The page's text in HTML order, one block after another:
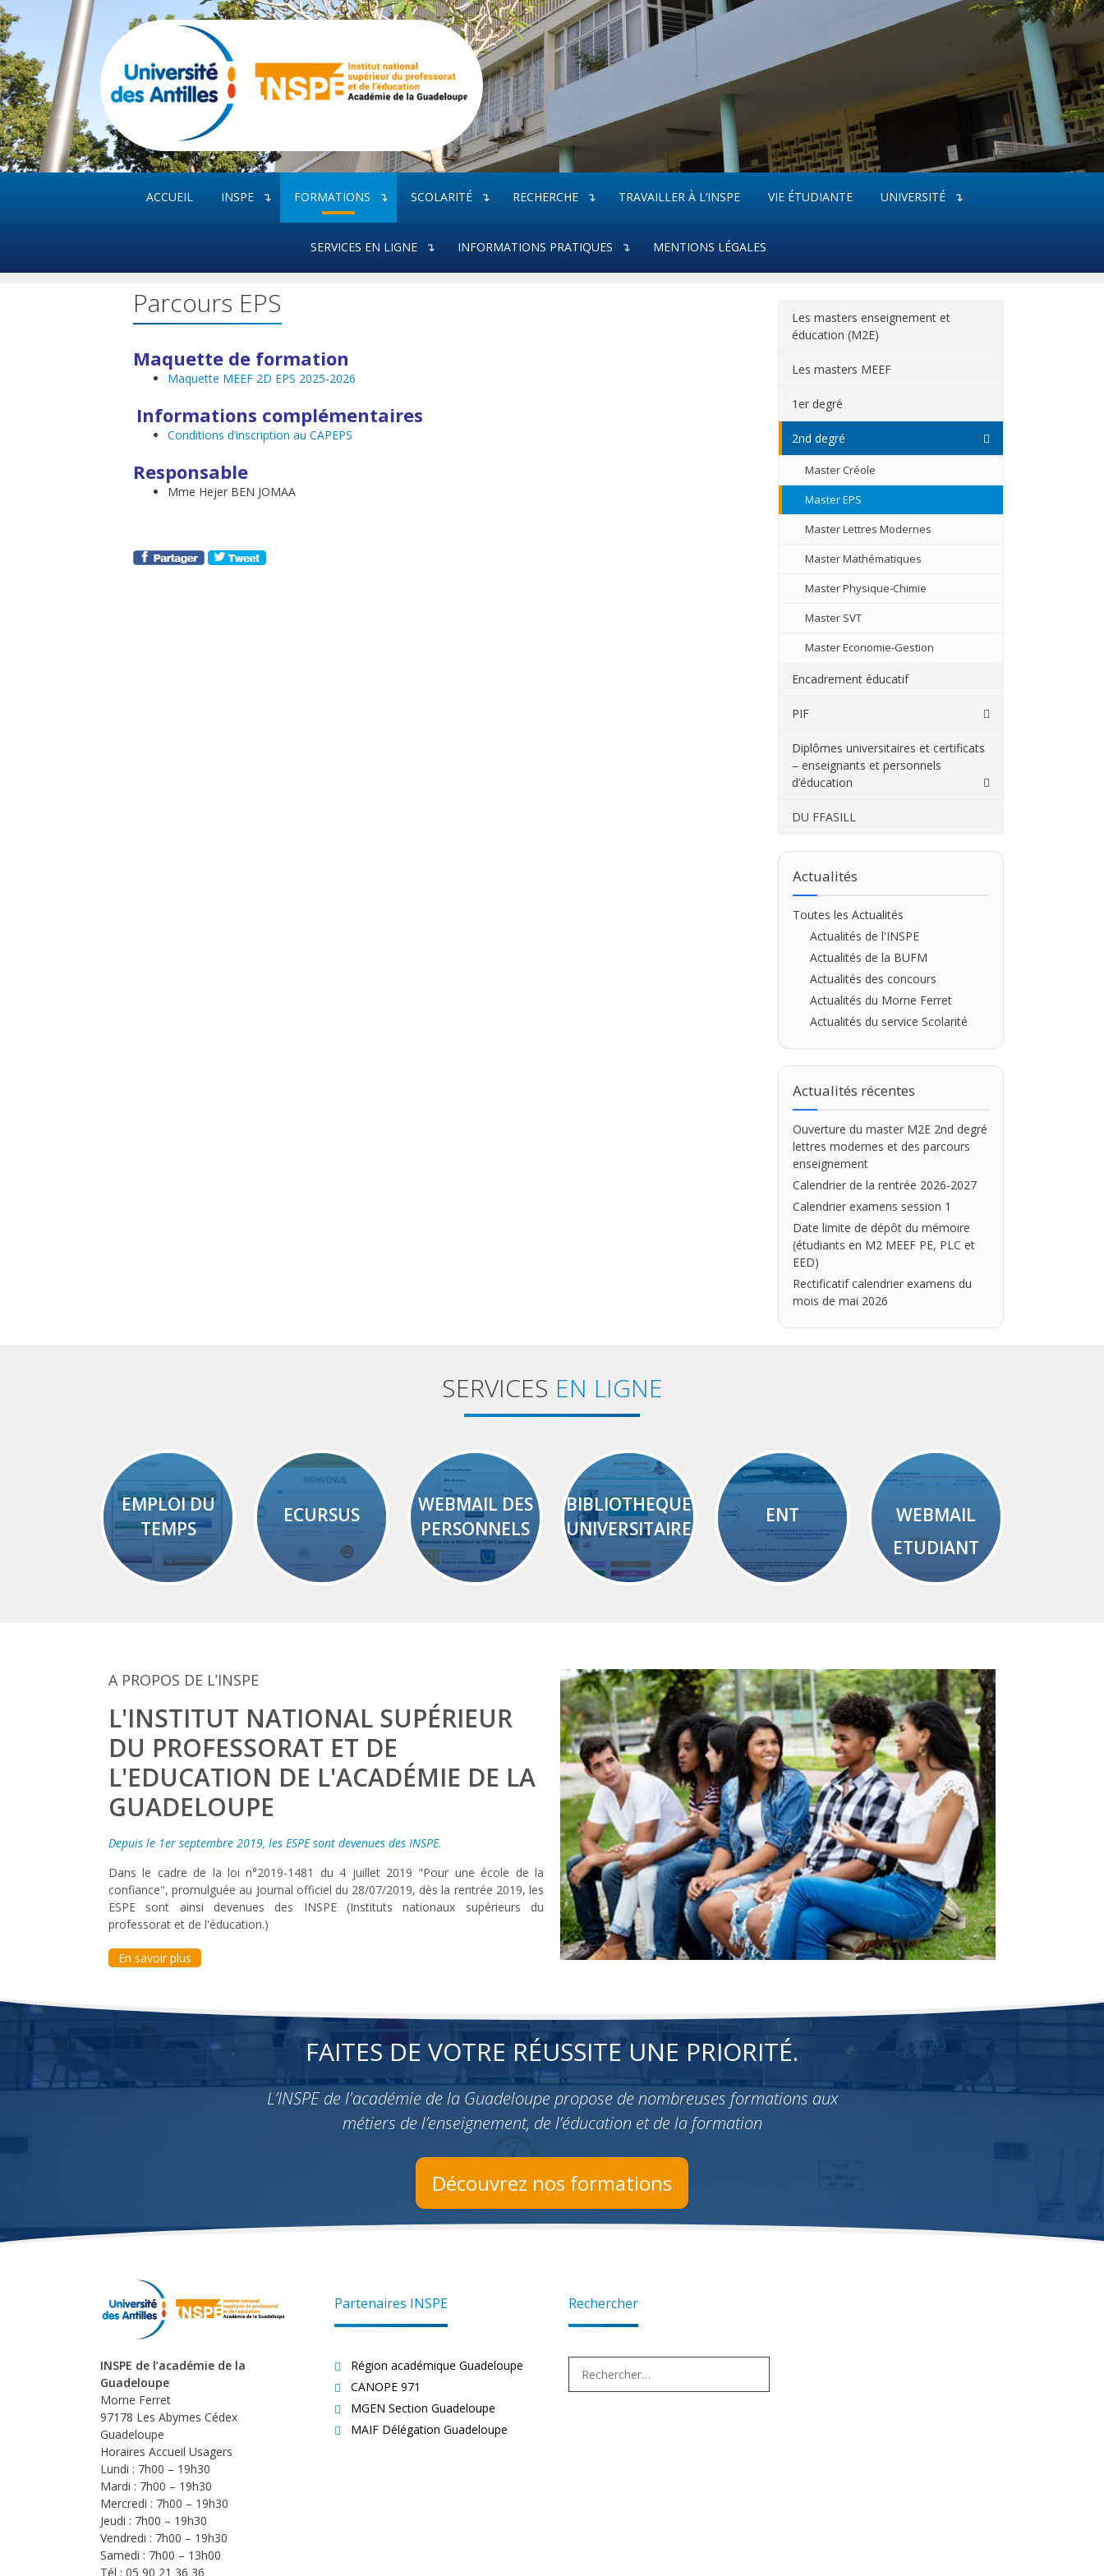
Aller
au
contenu
ACCUEIL INSPE FORMATIONS SCOLARITÉ RECHERCHE TRAVAILLER À L’INSPE VIE ÉTUDIANTE UNIVERSITÉ
SERVICES EN LIGNE INFORMATIONS PRATIQUES MENTIONS LÉGALES
Parcours EPS
Maquette de formation
Maquette MEEF 2D EPS 2025-2026
Informations complémentaires
Conditions d’inscription au CAPEPS
Responsable
Mme Hejer BEN JOMAA
Les masters enseignement et
éducation (M2E)
Les masters MEEF
1er degré
2nd degré
Master Créole
Master EPS
Master Lettres Modernes
Master Mathématiques
Master Physique-Chimie
Master SVT
Master Economie-Gestion
Encadrement éducatif
PIF
M1 PIF
M2 FFAP
Diplômes universitaires et certificats
– enseignants et personnels
d’éducation
Les DU
CAPEFE
DU FFASILL
Actualités
Toutes les Actualités
Actualités de l'INSPE
Actualités de la BUFM
Actualités des concours
Actualités du Morne Ferret
Actualités du service Scolarité
Actualités récentes
Ouverture du master M2E 2nd degré
lettres modernes et des parcours
enseignement
Calendrier de la rentrée 2026-2027
Calendrier examens session 1
Date limite de dépôt du mémoire
(étudiants en M2 MEEF PE, PLC et
EED)
Rectificatif calendrier examens du
mois de mai 2026
SERVICES EN LIGNE
EMPLOI DU
TEMPS
ECURSUS
WEBMAIL DES
PERSONNELS
BIBLIOTHEQUE
UNIVERSITAIRE
ENT
WEBMAIL
ETUDIANT
A PROPOS DE L’INSPE
L'INSTITUT NATIONAL SUPÉRIEUR
DU PROFESSORAT ET DE
L'EDUCATION DE L'ACADÉMIE DE LA
GUADELOUPE
Depuis le 1er septembre 2019, les ESPE sont devenues des INSPE.
Dans le cadre de la loi n°2019-1481 du 4 juillet 2019 "Pour une école de la
confiance", promulguée au Journal officiel du 28/07/2019, dès la rentrée 2019, les
ESPE sont ainsi devenues des INSPE (Instituts nationaux supérieurs du
professorat et de l'éducation.)
En savoir plus
FAITES DE VOTRE RÉUSSITE UNE PRIORITÉ.
L’INSPE de l'académie de la Guadeloupe propose de nombreuses formations aux
métiers de l’enseignement, de l’éducation et de la formation
Découvrez nos formations
INSPE de l’académie de la
Guadeloupe
Morne Ferret
97178 Les Abymes Cédex
Guadeloupe
Horaires Accueil Usagers
Lundi : 7h00 – 19h30
Mardi : 7h00 – 19h30
Mercredi : 7h00 – 19h30
Jeudi : 7h00 – 19h30
Vendredi : 7h00 – 19h30
Samedi : 7h00 – 13h00
Tél : 05 90 21 36 36
Partenaires INSPE
Région académique Guadeloupe
CANOPE 971
MGEN Section Guadeloupe
MAIF Délégation Guadeloupe
Rechercher